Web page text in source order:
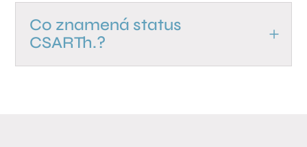
Co znamená status
CSARTh.?